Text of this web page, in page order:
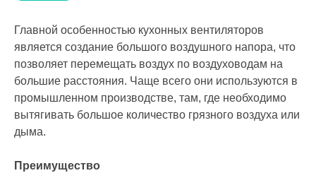
Главной особенностью кухонных вентиляторов
является создание большого воздушного напора, что
позволяет перемещать воздух по воздуховодам на
большие расстояния. Чаще всего они используются в
промышленном производстве, там, где необходимо
вытягивать большое количество грязного воздуха или
дыма.
Преимущество